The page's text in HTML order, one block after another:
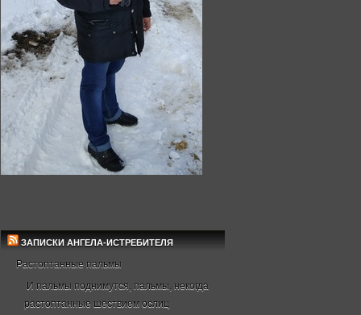
ЗАПИСКИ АНГЕЛА-ИСТРЕБИТЕЛЯ
Растоптанные пальмы
И пальмы поднимутся, пальмы, некогда
растоптанные шествием ослиц